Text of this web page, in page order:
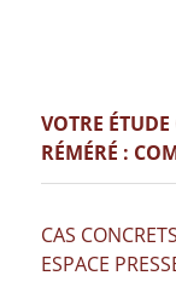
VOTRE
RÉMÉRÉ :
CAS CONCRETS
ESPACE